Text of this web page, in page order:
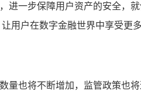
进一步保障用户资产的安全，
用户在数字金融世界中享受更多
量也将不断增加，监管政策也